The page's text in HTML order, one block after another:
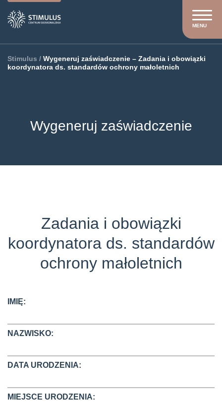
MENU
Stimulus / Wygeneruj zaświadczenie – Zadania i obowiązki
koordynatora ds. standardów ochrony małoletnich
Wygeneruj zaświadczenie
Zadania i obowiązki
koordynatora ds. standardów
ochrony małoletnich
IMIĘ:
NAZWISKO:
DATA URODZENIA:
MIEJSCE URODZENIA: